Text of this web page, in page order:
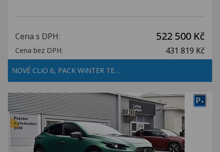
Cena s DPH: 522 500 Kč
Cena bez DPH: 431 819 Kč
NOVÉ CLIO 6, PACK WINTER TE…
P+